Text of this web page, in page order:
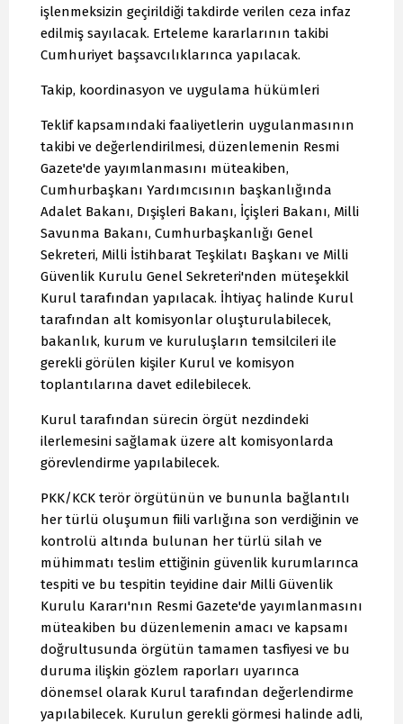
işlenmeksizin geçirildiği takdirde verilen ceza infaz
edilmiş sayılacak. Erteleme kararlarının takibi
Cumhuriyet başsavcılıklarınca yapılacak.
Takip, koordinasyon ve uygulama hükümleri
Teklif kapsamındaki faaliyetlerin uygulanmasının
takibi ve değerlendirilmesi, düzenlemenin Resmi
Gazete'de yayımlanmasını müteakiben,
Cumhurbaşkanı Yardımcısının başkanlığında
Adalet Bakanı, Dışişleri Bakanı, İçişleri Bakanı, Milli
Savunma Bakanı, Cumhurbaşkanlığı Genel
Sekreteri, Milli İstihbarat Teşkilatı Başkanı ve Milli
Güvenlik Kurulu Genel Sekreteri'nden müteşekkil
Kurul tarafından yapılacak. İhtiyaç halinde Kurul
tarafından alt komisyonlar oluşturulabilecek,
bakanlık, kurum ve kuruluşların temsilcileri ile
gerekli görülen kişiler Kurul ve komisyon
toplantılarına davet edilebilecek.
Kurul tarafından sürecin örgüt nezdindeki
ilerlemesini sağlamak üzere alt komisyonlarda
görevlendirme yapılabilecek.
PKK/KCK terör örgütünün ve bununla bağlantılı
her türlü oluşumun fiili varlığına son verdiğinin ve
kontrolü altında bulunan her türlü silah ve
mühimmatı teslim ettiğinin güvenlik kurumlarınca
tespiti ve bu tespitin teyidine dair Milli Güvenlik
Kurulu Kararı'nın Resmi Gazete'de yayımlanmasını
müteakiben bu düzenlemenin amacı ve kapsamı
doğrultusunda örgütün tamamen tasfiyesi ve bu
duruma ilişkin gözlem raporları uyarınca
dönemsel olarak Kurul tarafından değerlendirme
yapılabilecek. Kurulun gerekli görmesi halinde adli,